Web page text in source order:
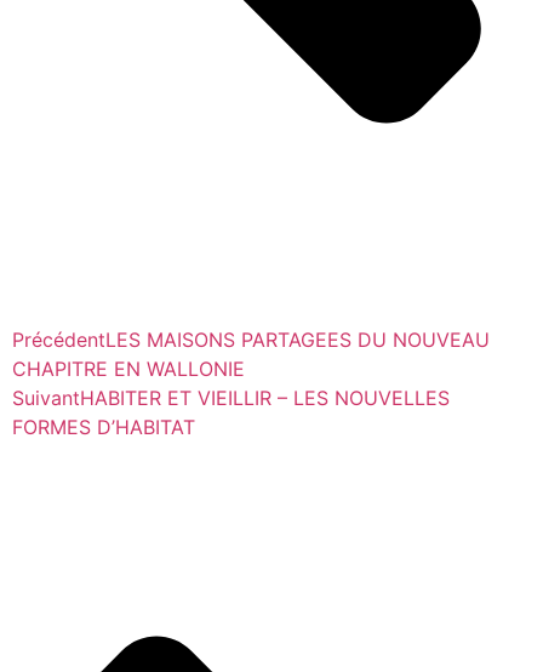
PrécédentLES MAISONS PARTAGEES DU NOUVEAU
CHAPITRE EN WALLONIE
SuivantHABITER ET VIEILLIR – LES NOUVELLES
FORMES D’HABITAT